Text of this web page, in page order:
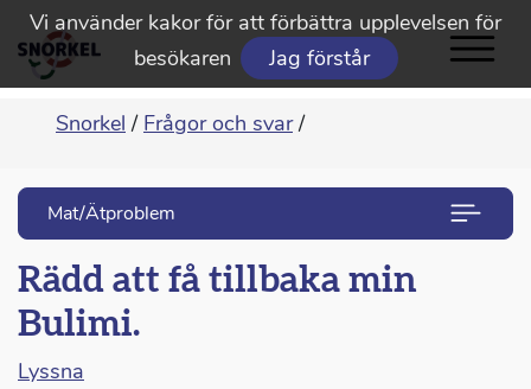
Vi använder kakor för att förbättra upplevelsen för
besökaren
Jag förstår
Snorkel / Frågor och svar /
Mat/Ätproblem
Rädd att få tillbaka min
Bulimi.
Lyssna